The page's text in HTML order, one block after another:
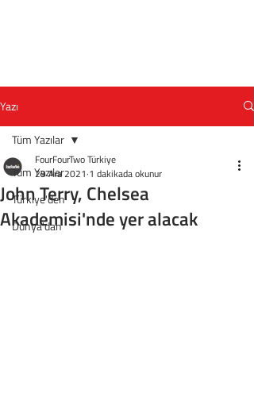
Yazı
Tüm Yazılar
Türkiye'den
Dünya'dan
Tüm Yazılar
John Terry, Chelsea
Akademisi'nde yer alacak
FourFourTwo Türkiye
29 Ara 2021 1 dakikada okunur